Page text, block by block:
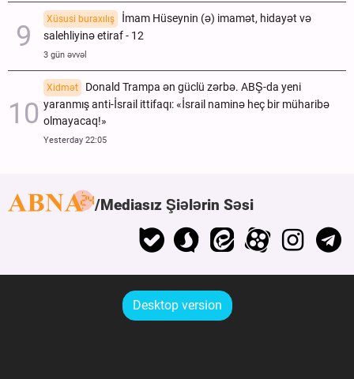
Xüsusi buraxılış
İmam Hüseynin (ə) imamət, hidayət və
salehliyinə etiraf - 12
3 gün əvvəl
Xidmət
Donald Trampa ən güclü zərbə. ABŞ-da yeni
yaranmış anti-İsrail ittifaqı: «İsrail naminə heç bir müharibə
olmayacaq!»
Yesterday 22:05
Mediasız Şiələrin Səsi
Desktop version